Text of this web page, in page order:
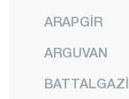
ARAPGİR
ARGUVAN
BATTALGAZİ